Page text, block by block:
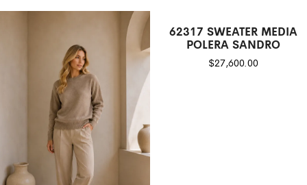
62317 SWEATER MEDIA
POLERA SANDRO
$27,600.00